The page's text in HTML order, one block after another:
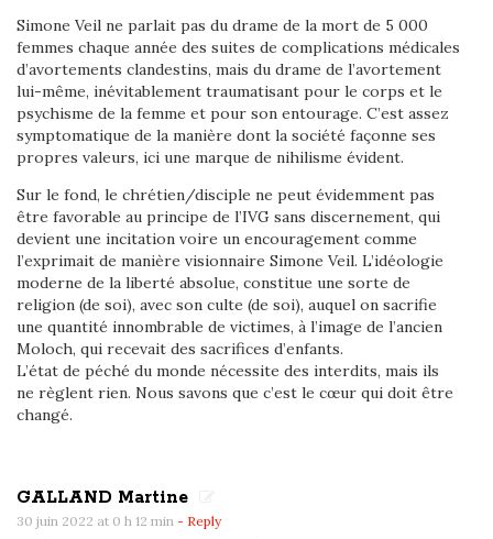
Simone Veil ne parlait pas du drame de la mort de 5 000
femmes chaque année des suites de complications médicales
d’avortements clandestins, mais du drame de l’avortement
lui-même, inévitablement traumatisant pour le corps et le
psychisme de la femme et pour son entourage. C’est assez
symptomatique de la manière dont la société façonne ses
propres valeurs, ici une marque de nihilisme évident.
Sur le fond, le chrétien/disciple ne peut évidemment pas
être favorable au principe de l’IVG sans discernement, qui
devient une incitation voire un encouragement comme
l’exprimait de manière visionnaire Simone Veil. L’idéologie
moderne de la liberté absolue, constitue une sorte de
religion (de soi), avec son culte (de soi), auquel on sacrifie
une quantité innombrable de victimes, à l’image de l’ancien
Moloch, qui recevait des sacrifices d’enfants.
L’état de péché du monde nécessite des interdits, mais ils
ne règlent rien. Nous savons que c’est le cœur qui doit être
changé.
GALLAND Martine
30 juin 2022 at 0 h 12 min - Reply